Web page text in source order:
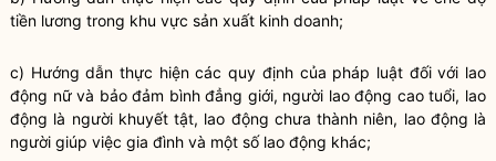
tiền lương trong khu vực sản xuất kinh doanh;
c) Hướng dẫn thực hiện các quy định của pháp luậtđối với lao
động nữ và bảo đảm bình đẳng giới, người lao động cao tuổi, lao
động là người khuyết tật, lao động chưa thành niên, lao động là
người giúp việc gia đình và một số lao động khác;